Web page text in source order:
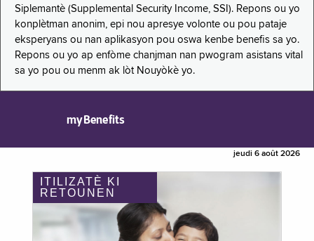
Siplemantè (Supplemental Security Income, SSI). Repons ou yo
konplètman anonim, epi nou apresye volonte ou pou pataje
eksperyans ou nan aplikasyon pou oswa kenbe benefis sa yo.
Repons ou yo ap enfòme chanjman nan pwogram asistans vital
sa yo pou ou menm ak lòt Nouyòkè yo.
myBenefits
jeudi 6 août 2026
ITILIZATÈ KI
RETOUNEN